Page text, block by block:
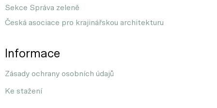
Informace
Zásady ochrany osobních údajů
Ke stažení
Sekce Správa zeleně
Česká asociace pro krajinářskou architekturu